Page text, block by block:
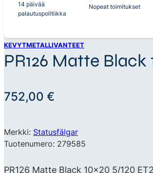
14 päivää
palautuspolitiikka
Nopeat toimitukset
KEVYTMETALLIVANTEET
PR126 Matte Black
752,00 €
Merkki: Statusfälgar
Tuotenumero: 279585
PR126 Matte Black 10×20 5/120